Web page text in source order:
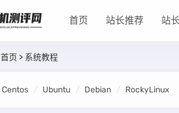
首页 站长推荐 站
首页 > 系统教程
Centos Ubuntu Debian RockyLinux